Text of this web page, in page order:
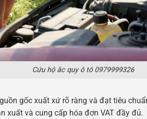
Cứu hộ ắc quy ô tô 0979999326
gốc xuất xứ rõ ràng và đạt tiêu
xuất và cung cấp hóa đơn VAT đầy đủ.